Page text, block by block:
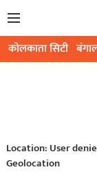
कोलकाता सिटी
Location: User
Geolocation